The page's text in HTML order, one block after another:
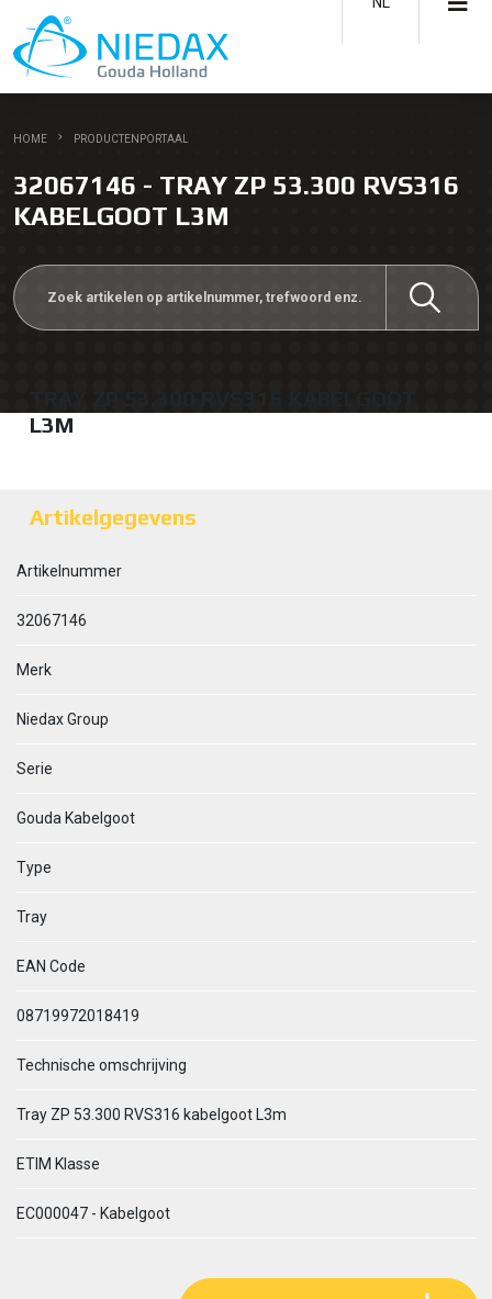
HOME PRODUCTENPORTAAL
32067146 - TRAY ZP 53.300 RVS316
KABELGOOT L3M
L3M
Artikelgegevens
Artikelnummer
32067146
Merk
Niedax Group
Serie
Gouda Kabelgoot
Type
Tray
EAN Code
08719972018419
Technische omschrijving
Tray ZP 53.300 RVS316 kabelgoot L3m
ETIM Klasse
EC000047 - Kabelgoot